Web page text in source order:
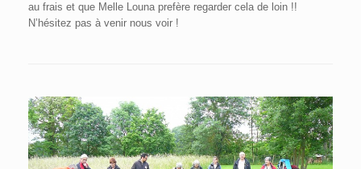
au frais et que Melle Louna prefère regarder cela de loin !!
N’hésitez pas à venir nous voir !